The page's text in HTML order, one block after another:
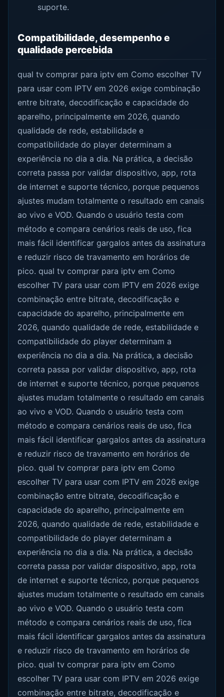
suporte.
Compatibilidade, desempenho e
qualidade percebida
qual tv comprar para iptv em Como escolher TV
para usar com IPTV em 2026 exige combinação
entre bitrate, decodificação e capacidade do
aparelho, principalmente em 2026, quando
qualidade de rede, estabilidade e
compatibilidade do player determinam a
experiência no dia a dia. Na prática, a decisão
correta passa por validar dispositivo, app, rota
de internet e suporte técnico, porque pequenos
ajustes mudam totalmente o resultado em canais
ao vivo e VOD. Quando o usuário testa com
método e compara cenários reais de uso, fica
mais fácil identificar gargalos antes da assinatura
e reduzir risco de travamento em horários de
pico. qual tv comprar para iptv em Como
escolher TV para usar com IPTV em 2026 exige
combinação entre bitrate, decodificação e
capacidade do aparelho, principalmente em
2026, quando qualidade de rede, estabilidade e
compatibilidade do player determinam a
experiência no dia a dia. Na prática, a decisão
correta passa por validar dispositivo, app, rota
de internet e suporte técnico, porque pequenos
ajustes mudam totalmente o resultado em canais
ao vivo e VOD. Quando o usuário testa com
método e compara cenários reais de uso, fica
mais fácil identificar gargalos antes da assinatura
e reduzir risco de travamento em horários de
pico. qual tv comprar para iptv em Como
escolher TV para usar com IPTV em 2026 exige
combinação entre bitrate, decodificação e
capacidade do aparelho, principalmente em
2026, quando qualidade de rede, estabilidade e
compatibilidade do player determinam a
experiência no dia a dia. Na prática, a decisão
correta passa por validar dispositivo, app, rota
de internet e suporte técnico, porque pequenos
ajustes mudam totalmente o resultado em canais
ao vivo e VOD. Quando o usuário testa com
método e compara cenários reais de uso, fica
mais fácil identificar gargalos antes da assinatura
e reduzir risco de travamento em horários de
pico. qual tv comprar para iptv em Como
escolher TV para usar com IPTV em 2026 exige
combinação entre bitrate, decodificação e